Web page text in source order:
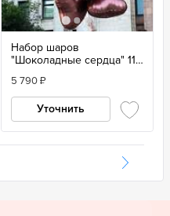
Набор шаров
"Шоколадные сердца" 11
5 790₽
Уточнить